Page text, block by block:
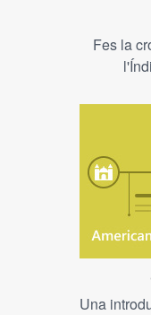
Fes la
Una